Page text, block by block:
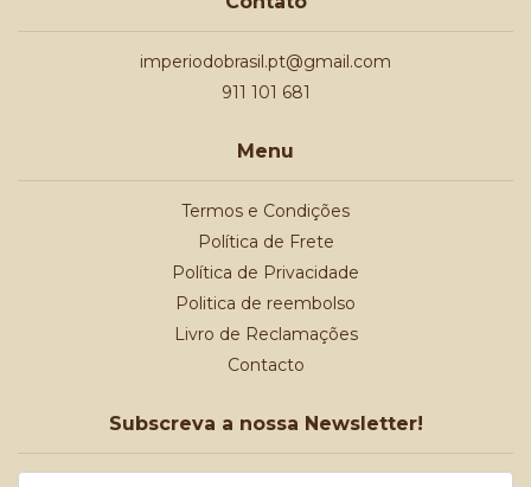
imperiodobrasil.pt@gmail.com
911 101 681
Menu
Termos e Condições
Política de Frete
Política de Privacidade
Politica de reembolso
Livro de Reclamações
Contacto
Subscreva a nossa Newsletter!